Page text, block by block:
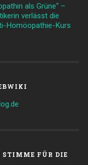
als Grüne“ –
verlässt die
Homöopathie-Kurs
STIMME FÜR DIE